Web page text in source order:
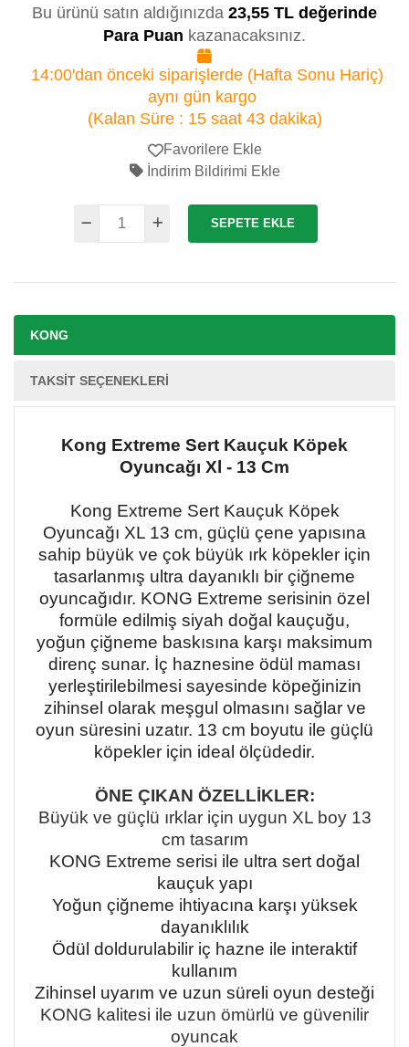
Bu ürünü satın aldığınızda 23,55 TL değerinde
Para Puan kazanacaksınız.
14:00'dan önceki siparişlerde (Hafta Sonu Hariç)
aynı gün kargo
(Kalan Süre : 15 saat 43 dakika)
Favorilere Ekle
İndirim Bildirimi Ekle
SEPETE EKLE
KONG
TAKSIT SEÇENEKLERI
Kong Extreme Sert Kauçuk Köpek
Oyuncağı Xl - 13 Cm
Kong Extreme Sert Kauçuk Köpek
Oyuncağı XL 13 cm, güçlü çene yapısına
sahip büyük ve çok büyük ırk köpekler için
tasarlanmış ultra dayanıklı bir çiğneme
oyuncağıdır. KONG Extreme serisinin özel
formüle edilmiş siyah doğal kauçuğu,
yoğun çiğneme baskısına karşı maksimum
direnç sunar. İç haznesine ödül maması
yerleştirilebilmesi sayesinde köpeğinizin
zihinsel olarak meşgul olmasını sağlar ve
oyun süresini uzatır. 13 cm boyutu ile güçlü
köpekler için ideal ölçüdedir.
ÖNE ÇIKAN ÖZELLİKLER:
Büyük ve güçlü ırklar için uygun XL boy 13
cm tasarım
KONG Extreme serisi ile ultra sert doğal
kauçuk yapı
Yoğun çiğneme ihtiyacına karşı yüksek
dayanıklılık
Ödül doldurulabilir iç hazne ile interaktif
kullanım
Zihinsel uyarım ve uzun süreli oyun desteği
KONG kalitesi ile uzun ömürlü ve güvenilir
oyuncak